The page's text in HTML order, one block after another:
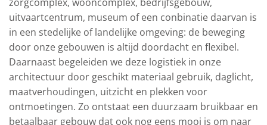
uitvaartcentrum, museum of een conbinatie daarvan is
in een stedelijke of landelijke omgeving: de beweging
door onze gebouwen is altijd doordacht en flexibel.
Daarnaast begeleiden we deze logistiek in onze
architectuur door geschikt materiaal gebruik, daglicht,
maatverhoudingen, uitzicht en plekken voor
ontmoetingen. Zo ontstaat een duurzaam bruikbaar en
betaalbaar gebouw dat ook nog eens mooi is om naar